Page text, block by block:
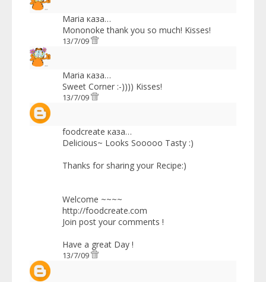
Maria каза…
Mononoke thank you so much! Kisses!
13/7/09
Maria каза…
Sweet Corner :-)))) Kisses!
13/7/09
foodcreate каза…
Delicious~ Looks Sooooo Tasty :)
Thanks for sharing your Recipe:)
Welcome ~~~~
http://foodcreate.com
Join post your comments !
Have a great Day !
13/7/09